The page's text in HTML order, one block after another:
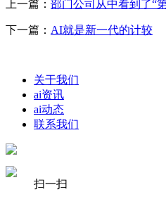
上一篇： 部门公司从中看到了“
下一篇： AI就是新一代的计较
关于我们
ai资讯
ai动态
联系我们
扫一扫